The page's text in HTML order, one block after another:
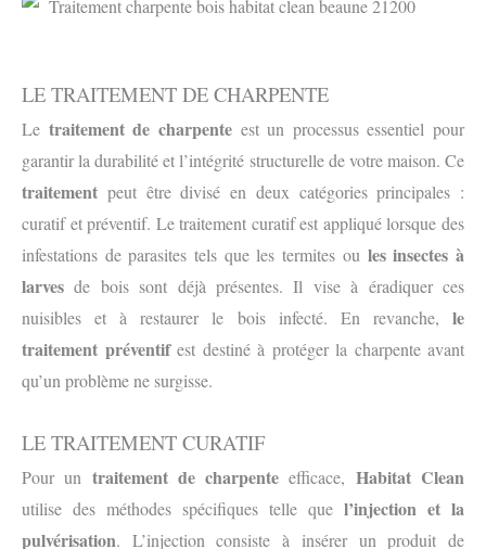
LE TRAITEMENT DE CHARPENTE
Le traitement de charpenteest un processus essentiel pour
garantir la durabilité et l’intégrité structurelle de votre maison. Ce
traitement peut être divisé en deux catégories principales :
curatif et préventif. Le traitement curatif est appliqué lorsque des
infestations de parasites tels que les termites ou les insectes à
larves de bois sont déjà présentes. Il vise à éradiquer ces
nuisibles et à restaurer le bois infecté. En revanche, le
traitement préventifest destiné à protéger la charpente avant
qu’un problème ne surgisse.
LE TRAITEMENT CURATIF
Pour un traitement de charpente efficace, Habitat Clean
utilise des méthodes spécifiques telle que l’injection et la
pulvérisation. L’injection consiste à insérer un produit de